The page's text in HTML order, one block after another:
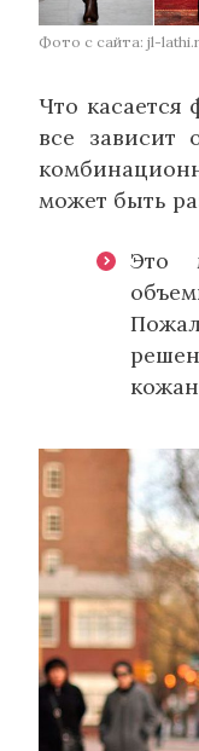
Фото с сайта: jl-
Что касается
все зависит
может быть
Это